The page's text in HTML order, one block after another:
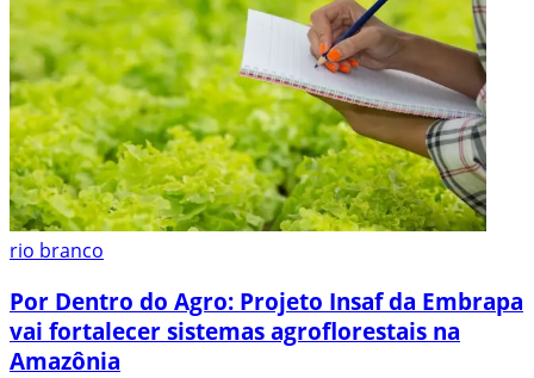
rio branco
Por Dentro do Agro: Projeto Insaf da Embrapa
vai fortalecer sistemas agroflorestais na
Amazônia